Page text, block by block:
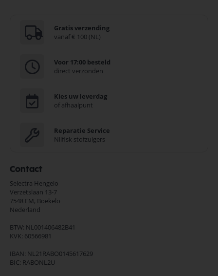
Gratis verzending
vanaf € 100 (NL)
Voor 17:00 besteld
direct verzonden
Kies uw leverdag
of afhaalpunt
Reparatie Service
Nilfisk stofzuigers
Contact
Selectra Hengelo
Verzetslaan 13-7
7548 EM, Boekelo
Nederland
BTW: NL001406482B41
KVK: 60566981
IBAN: NL21RABO0145617629
BIC: RABONL2U